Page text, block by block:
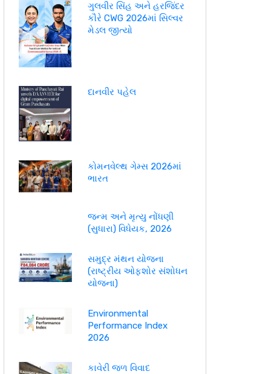
ગુલવીર સિંહ અને હરજિંદર
કૌરે CWG 2026માં સિલ્વર
મેડલ જીત્યો
દાનવીર પહેલ
કોમનવેલ્થ ગેમ્સ 2026માં
ભારત
જન્મ અને મૃત્યુ નોંધણી
(સુધારા) વિધેયક, 2026
સમુદ્ર મંથન યોજના
(રાષ્ટ્રીય ઓફશોર સંશોધન
યોજના)
Environmental
Performance Index
2026
કાવેરી જળ વિવાદ